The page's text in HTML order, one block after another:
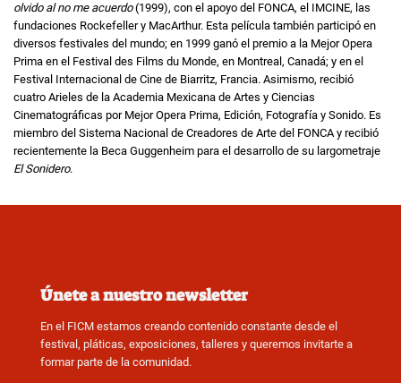
olvido al no me acuerdo(1999), con el apoyo del FONCA, el IMCINE, las
fundaciones Rockefeller y MacArthur. Esta película también participó en
diversos festivales del mundo; en 1999 ganó el premio a la Mejor Opera
Prima en el Festival des Films du Monde, en Montreal, Canadá; y en el
Festival Internacional de Cine de Biarritz, Francia. Asimismo, recibió
cuatro Arieles de la Academia Mexicana de Artes y Ciencias
Cinematográficas por Mejor Opera Prima, Edición, Fotografía y Sonido. Es
miembro del Sistema Nacional de Creadores de Arte del FONCA y recibió
recientemente la Beca Guggenheim para el desarrollo de su largometraje
El Sonidero.
Únete a nuestro newsletter
En el FICM estamos creando contenido constante desde el
festival, pláticas, exposiciones, talleres y queremos invitarte a
formar parte de la comunidad.